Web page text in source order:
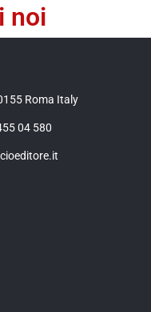
noi
Roma Italy
04 580